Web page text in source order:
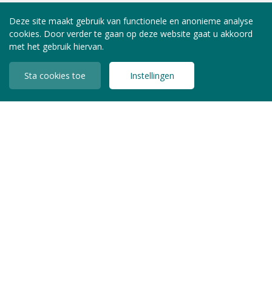
Deze site maakt gebruik van functionele en anonieme analyse
cookies. Door verder te gaan op deze website gaat u akkoord
met het gebruik hiervan.
Sta cookies toe Instellingen